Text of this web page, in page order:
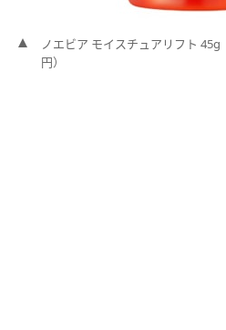
ノエビア モイスチュアリフト
円）